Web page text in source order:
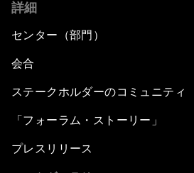
詳細
センター（部門）
会合
ステークホルダーのコミュニティ
「フォーラム・ストーリー」
プレスリリース